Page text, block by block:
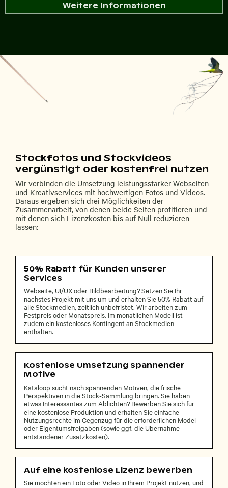
Weitere Informationen
Stockfotos und Stockvideos
vergünstigt oder kostenfrei nutzen
Wir verbinden die Umsetzung leistungsstarker Webseiten
und Kreativservices mit hochwertigen Fotos und Videos.
Daraus ergeben sich drei Möglichkeiten der
Zusammenarbeit, von denen beide Seiten profitieren und
mit denen sich Lizenzkosten bis auf Null reduzieren
lassen:
50% Rabatt für Kunden unserer
Services
Webseite, UI/UX oder Bildbearbeitung? Setzen Sie Ihr
nächstes Projekt mit uns um und erhalten Sie 50% Rabatt auf
alle Stockmedien, zeitlich unbefristet. Wir arbeiten zum
Festpreis oder Monatspreis. Im monatlichen Modell ist
zudem ein kostenloses Kontingent an Stockmedien
enthalten.
Kostenlose Umsetzung spannender
Motive
Kataloop sucht nach spannenden Motiven, die frische
Perspektiven in die Stock-Sammlung bringen. Sie haben
etwas Interessantes zum Ablichten? Bewerben Sie sich für
eine kostenlose Produktion und erhalten Sie einfache
Nutzungsrechte im Gegenzug für die erforderlichen Model-
oder Eigentumsfreigaben (sowie ggf. die Übernahme
entstandener Zusatzkosten).
Auf eine kostenlose Lizenz bewerben
Sie möchten ein Foto oder Video in Ihrem Projekt nutzen, und